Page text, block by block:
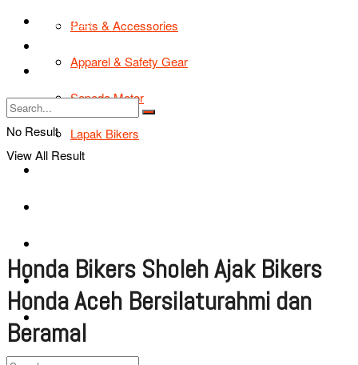
Parts & Accessories
Apparel & Safety Gear
Sepeda Motor
Lapak Bikers
Bikers Cars
TIPS & TRIK
Tentang Kami
No Result
View All Result
Honda Bikers Sholeh Ajak Bikers
Honda Aceh Bersilaturahmi dan
Beramal